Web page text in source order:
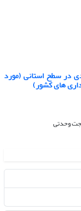
در سطح استانی (مورد
های کشور)
وحدتی